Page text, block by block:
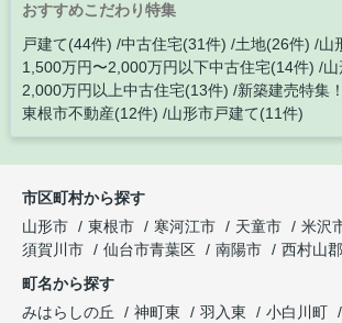
おすすめこだわり特集
戸建て(44件) 中古住宅(31件) 土地(26件) 山
1,500万円〜2,000万円以下中古住宅(14件) 山
2,000万円以上中古住宅(13件) 新築建売特集
東根市不動産(12件) 山形市戸建て(11件)
市区町村から探す
山形市
東根市 寒河江市 天童市 米沢
須賀川市
仙台市青葉区 南陽市
西村山
町名から探す
みはらしの丘
神町東 羽入東 小白川町